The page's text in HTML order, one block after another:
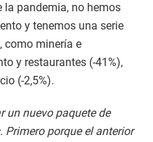
la pandemia, no hemos
y tenemos una serie
como minería e
y restaurantes (-41%),
(-2,5%).
un nuevo paquete de
Primero porque el anterior